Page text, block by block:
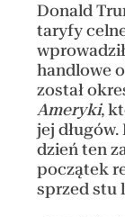
Donald
taryfy
handlowe
został
Ameryki,
jej
dzień ten
początek
sprzed stu